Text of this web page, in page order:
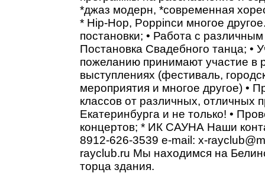
*джаз модерн, *современная
* Hip-Hop, Poppincи многое
постановки; • Работа с
Постановка Свадебного танца; •
пожеланию принимают участие в
выступлениях (фестиваль,
мероприятия и многое другое) •
классов от различных, отличных
Екатеринбурга и не только! •
концертов; * ИК САУНА Наши
8912-626-3539 e-mail: x-
rayclub.ru Мы находимся на
торца здания.